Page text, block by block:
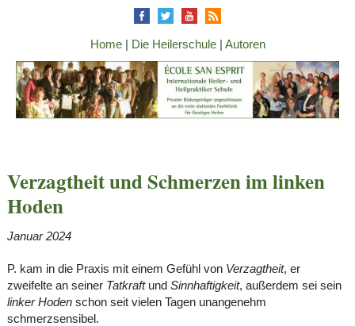
Home| Die Heilerschule| Autoren
Verzagtheit und Schmerzen im linken
Hoden
Januar 2024
P. kam in die Praxis mit einem Gefühl von Verzagtheit, er
zweifelte an seiner Tatkraftund Sinnhaftigkeit, außerdem sei sein
linker Hodenschon seit vielen Tagen unangenehm
schmerzsensibel.